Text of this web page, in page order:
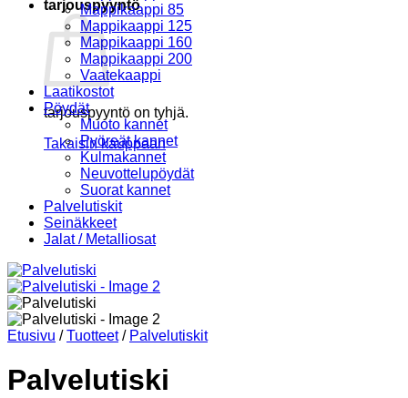
tarjouspyyntö
tarjouspyyntö on tyhjä.
Takaisin kauppaan
Mappikaappi 85
Mappikaappi 125
Mappikaappi 160
Mappikaappi 200
Vaatekaappi
Laatikostot
Pöydät
Muoto kannet
Pyöreät kannet
Kulmakannet
Neuvottelupöydät
Suorat kannet
Palvelutiskit
Seinäkkeet
Jalat / Metalliosat
Etusivu / Tuotteet / Palvelutiskit
Palvelutiski